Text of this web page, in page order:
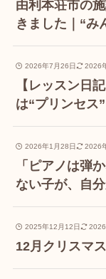
由利本荘市の
きました｜“み
2026年7月26日 2026
【レッスン日
は“プリンセス
2026年1月28日 2026
「ピアノは弾
ない子が、自
2025年12月12日
12月クリスマ